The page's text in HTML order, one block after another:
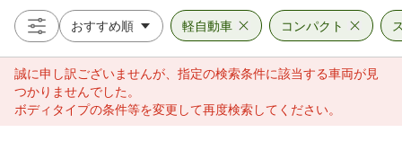
軽自動車 コンパクト
誠に申し訳ございませんが、指定の検索条件に該当する車両が見
つかりませんでした。
ボディタイプの条件等を変更して再度検索してください。